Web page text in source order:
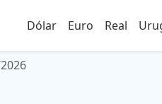
Dólar Euro Real